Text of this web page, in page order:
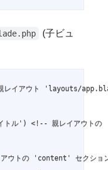
(子ビュ
イアウト 'layouts/
ル') <!-- 親レイアウト
トの 'content' セクショ